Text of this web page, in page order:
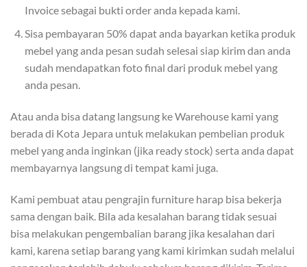
Invoice sebagai bukti order anda kepada kami.
Sisa pembayaran 50% dapat anda bayarkan ketika produk
mebel yang anda pesan sudah selesai siap kirim dan anda
sudah mendapatkan foto final dari produk mebel yang
anda pesan.
Atau anda bisa datang langsung ke Warehouse kami yang
berada di Kota Jepara untuk melakukan pembelian produk
mebel yang anda inginkan (jika ready stock) serta anda dapat
membayarnya langsung di tempat kami juga.
Kami pembuat atau pengrajin furniture harap bisa bekerja
sama dengan baik. Bila ada kesalahan barang tidak sesuai
bisa melakukan pengembalian barang jika kesalahan dari
kami, karena setiap barang yang kami kirimkan sudah melalui